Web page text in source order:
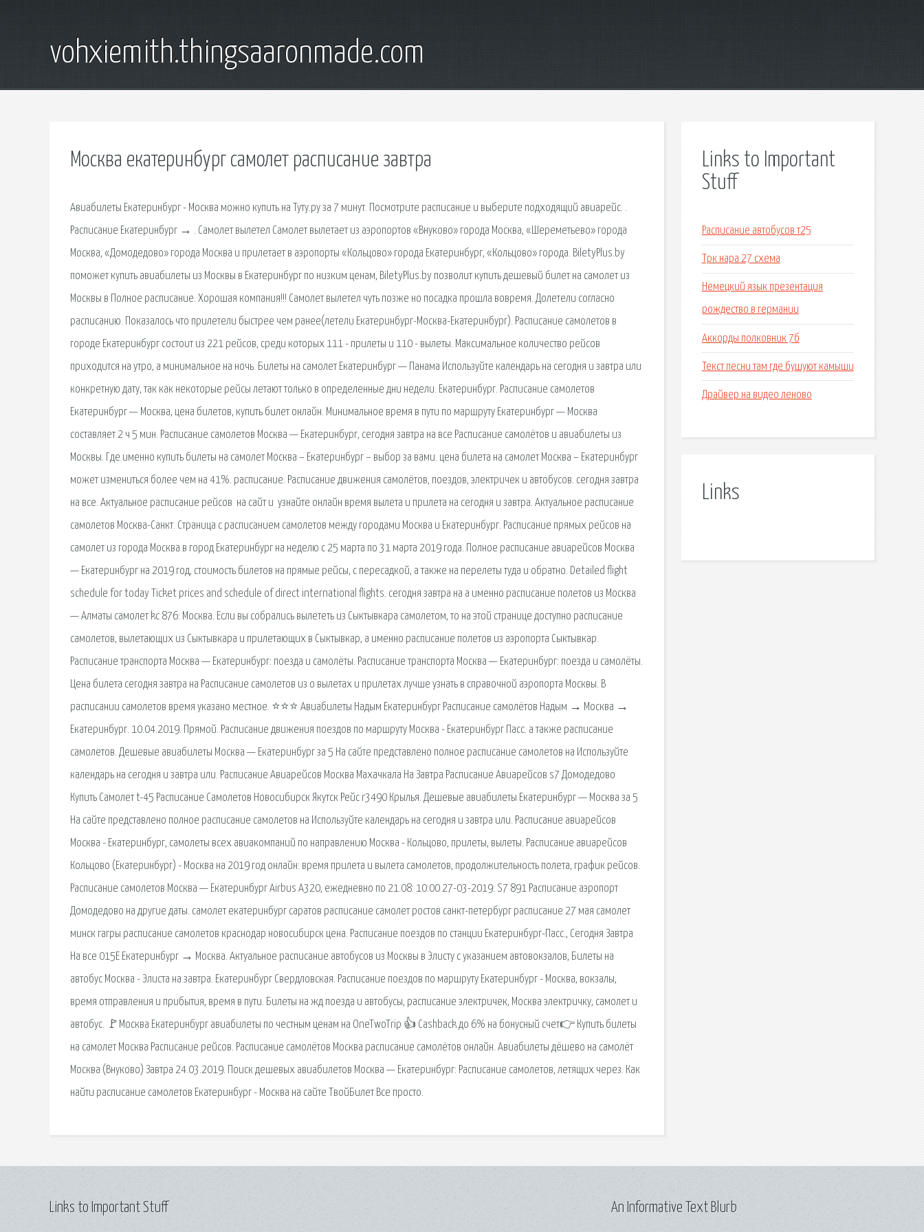
vohxiemith.thingsaaronmade.com
Москва екатеринбург самолет расписание завтра
Авиабилеты Екатеринбург - Москва можно купить на Туту.ру за 7 минут. Посмотрите расписание и выберите подходящий авиарейс. .
Расписание Екатеринбург → . Самолет вылетел Самолет вылетает из аэропортов «Внуково» города Москва, «Шереметьево» города
Москва, «Домодедово» города Москва и прилетает в аэропорты «Кольцово» города Екатеринбург, «Кольцово» города. BiletyPlus.by
поможет купить авиабилеты из Москвы в Екатеринбург по низким ценам, BiletyPlus.by позволит купить дешевый билет на самолет из
Москвы в Полное расписание. Хорошая компания!!! Самолет вылетел чуть позже но посадка прошла вовремя. Долетели согласно
расписанию. Показалось что прилетели быстрее чем ранее(летели Екатеринбург-Москва-Екатеринбург). Расписание самолетов в
городе Екатеринбург состоит из 221 рейсов, среди которых 111 - прилеты и 110 - вылеты. Максимальное количество рейсов
приходится на утро, а минимальное на ночь. Билеты на самолет Екатеринбург — Панама Используйте календарь на сегодня и завтра или
конкретную дату, так как некоторые рейсы летают только в определенные дни недели. Екатеринбург. Расписание самолетов
Екатеринбург — Москва, цена билетов, купить билет онлайн. Минимальное время в пути по маршруту Екатеринбург — Москва
составляет 2 ч 5 мин. Расписание самолетов Москва — Екатеринбург, сегодня завтра на все Расписание самолётов и авиабилеты из
Москвы. Где именно купить билеты на самолет Москва – Екатеринбург – выбор за вами. цена билета на самолет Москва – Екатеринбург
может измениться более чем на 41%. расписание. Расписание движения самолётов, поездов, электричек и автобусов. сегодня завтра
на все. Актуальное расписание рейсов ️ на сайт и ️ узнайте онлайн время вылета и прилета на сегодня и завтра. Актуальное расписание
самолетов Москва-Санкт. Страница с расписанием самолетов между городами Москва и Екатеринбург. Расписание прямых рейсов на
самолет из города Москва в город Екатеринбург на неделю с 25 марта по 31 марта 2019 года. Полное расписание авиарейсов Москва
— Екатеринбург на 2019 год, стоимость билетов на прямые рейсы, с пересадкой, а также на перелеты туда и обратно. Detailed flight
schedule for today Ticket prices and schedule of direct international flights. сегодня завтра на а именно расписание полетов из Москва
— Алматы самолет kc 876: Москва. Если вы собрались вылететь из Сыктывкара самолетом, то на этой странице доступно расписание
самолетов, вылетающих из Сыктывкара и прилетающих в Сыктывкар, а именно расписание полетов из аэропорта Сыктывкар.
Расписание транспорта Москва — Екатеринбург: поезда и самолёты. Расписание транспорта Москва — Екатеринбург: поезда и самолёты.
Цена билета сегодня завтра на Расписание самолетов из о вылетах и прилетах лучше узнать в справочной аэропорта Москвы. В
расписании самолетов время указано местное. ⭐⭐⭐ Авиабилеты Надым Екатеринбург Расписание самолётов Надым → Москва →
Екатеринбург. 10.04.2019. Прямой. Расписание движения поездов по маршруту Москва - Екатеринбург Пасс. а также расписание
самолетов. Дешевые авиабилеты Москва — Екатеринбург за 5 На сайте представлено полное расписание самолетов на Используйте
календарь на сегодня и завтра или. Расписание Авиарейсов Москва Махачкала На Завтра Расписание Авиарейсов s7 Домодедово
Купить Самолет t-45 Расписание Самолетов Новосибирск Якутск Рейс r3490 Крылья. Дешевые авиабилеты Екатеринбург — Москва за 5
На сайте представлено полное расписание самолетов на Используйте календарь на сегодня и завтра или. Расписание авиарейсов
Москва - Екатеринбург, самолеты всех авиакомпаний по направлению Москва - Кольцово, прилеты, вылеты. Расписание авиарейсов
Кольцово (Екатеринбург) - Москва на 2019 год онлайн: время прилета и вылета самолетов, продолжительность полета, график рейсов.
Расписание самолетов Москва — Екатеринбург Airbus А320, ежедневно по 21.08: 10:00 27-03-2019: S7 891 Расписание аэропорт
Домодедово на другие даты. самолет екатеринбург саратов расписание самолет ростов санкт-петербург расписание 27 мая самолет
минск гагры расписание самолетов краснодар новосибирск цена. Расписание поездов по станции Екатеринбург-Пасс., Сегодня Завтра
На все 015Е Екатеринбург → Москва. Актуальное расписание автобусов из Москвы в Элисту с указанием автовокзалов, Билеты на
автобус Москва - Элиста на завтра. Екатеринбург Свердловская. Расписание поездов по маршруту Екатеринбург - Москва, вокзалы,
время отправления и прибытия, время в пути. Билеты на жд поезда и автобусы, расписание электричек, Москва электричку, самолет и
автобус. 🚩Москва Екатеринбург авиабилеты по честным ценам на OneTwoTrip 👍 Cashback до 6% на бонусный счет👉 Купить билеты
на самолет Москва Расписание рейсов. Расписание самолётов Москва расписание самолётов онлайн. Авиабилеты дёшево на самолёт
Москва (Внуково) Завтра 24.03.2019. Поиск дешевых авиабилетов Москва — Екатеринбург: Расписание самолетов, летящих через. Как
найти расписание самолетов Екатеринбург - Москва на сайте ТвойБилет Все просто.
Links to Important
Stuff
Расписание автобусов т25
Трк нара 27 схема
Немецкий язык презентация
рождество в германии
Аккорды полковник 7б
Текст песни там где бушуют камыши
Драйвер на видео леново
Links
Links to Important Stuff An Informative Text Blurb